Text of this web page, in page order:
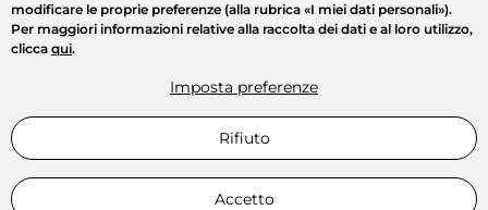
modificare le proprie preferenze (alla rubrica «I miei dati personali»).
Per maggiori informazioni relative alla raccolta dei dati e al loro utilizzo,
clicca qui.
Imposta preferenze
Rifiuto
Accetto